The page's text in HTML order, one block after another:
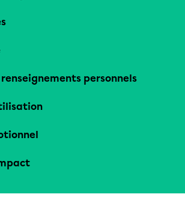
personnels